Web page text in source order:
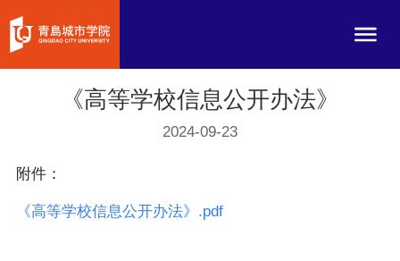
《高等学校信息公开办法》
2024-09-23
附件：
《高等学校信息公开办法》.pdf